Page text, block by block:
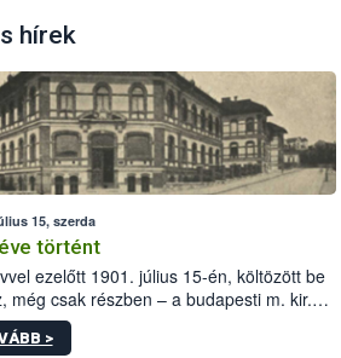
hírek
15, szerda
történt
ezelőtt 1901. július 15-én, költözött be
még csak részben – a budapesti m. kir.
állomás a Kis Rókus utca
alatti, Czigler Győző által tervezett új
>